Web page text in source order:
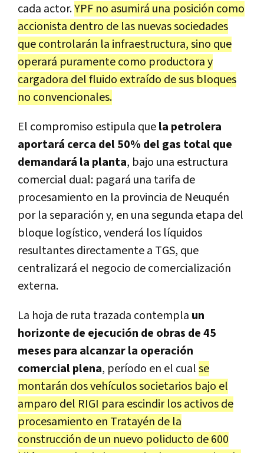
cada actor.YPF no asumirá una posición como
accionista dentro de las nuevas sociedades
que controlarán la infraestructura, sino que
operará puramente como productora y
cargadora del fluido extraído de sus bloques
no convencionales.
El compromiso estipula quela petrolera
aportará cerca del 50% del gas total que
demandará la planta, bajo una estructura
comercial dual: pagará una tarifa de
procesamiento en la provincia de Neuquén
por la separación y, en una segunda etapa del
bloque logístico, venderá los líquidos
resultantes directamente a TGS, que
centralizará el negocio de comercialización
externa.
La hoja de ruta trazada contempla un
horizonte de ejecución de obras de 45
meses para alcanzar la operación
comercial plena, período en el cualse
montarán dos vehículos societarios bajo el
amparo del RIGI para escindir los activos de
procesamiento en Tratayén de la
construcción de un nuevo poliducto de 600